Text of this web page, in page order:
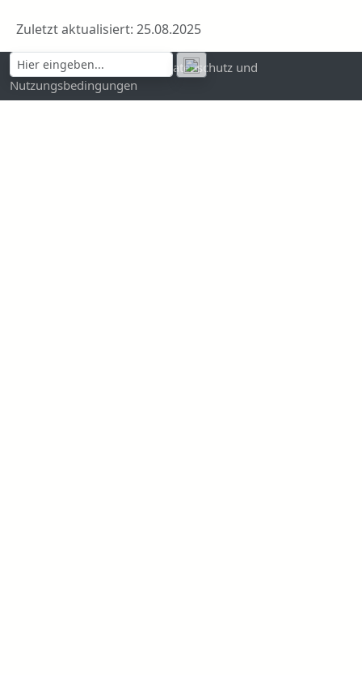
Zuletzt aktualisiert: 25.08.2025
Kontakt und Impressum
Datenschutz und
Nutzungsbedingungen